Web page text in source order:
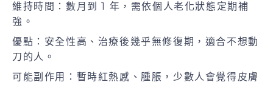
維持時間：數月到 1 年，需依個人老化狀態定期補
強。
優點：安全性高、治療後幾乎無修復期，適合不想動
刀的人。
可能副作用：暫時紅熱感、腫脹，少數人會覺得皮膚